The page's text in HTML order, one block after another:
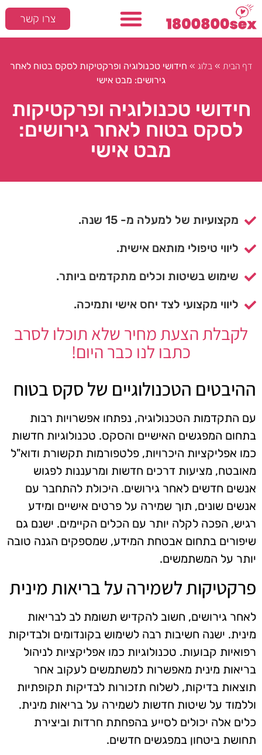
צרו קשר
דף הבית »בלוג » חידושי טכנולוגיה ופרקטיקות לסקס בטוח לאחר
גירושים: מבט אישי
חידושי טכנולוגיה ופרקטיקות
לסקס בטוח לאחר גירושים:
מבט אישי
מקצועיות של למעלה מ- 15 שנה.
ליווי טיפולי מותאם אישית.
שימוש בשיטות וכלים מתקדמים ביותר.
ליווי מקצועי לצד יחס אישי ותמיכה.
לקבלת הצעת מחיר שלא תוכלו לסרב
כתבו לנו כבר היום!
ההיבטים הטכנולוגיים של סקס בטוח
עם התקדמות הטכנולוגיה, נפתחו אפשרויות רבות
בתחום המפגשים האישיים והסקס. טכנולוגיות חדשות
כמו אפליקציות היכרויות, פלטפורמות תקשורת ודוא"ל
מאובטח, מציעות דרכים חדשות ומרעננות לפגוש
אנשים חדשים לאחר גירושים. היכולת להתחבר עם
אנשים שונים, תוך שמירה על פרטים אישיים ומידע
רגיש, הפכה לקלה יותר עם הכלים הקיימים. ישנם גם
שיפורים בתחום אבטחת המידע, שמספקים הגנה טובה
יותר על המשתמשים.
פרקטיקות לשמירה על בריאות מינית
לאחר גירושים, חשוב להקדיש תשומת לב לבריאות
מינית. ישנה חשיבות רבה לשימוש בקונדומים ולבדיקות
רפואיות קבועות. טכנולוגיות כמו אפליקציות לניהול
בריאות מינית מאפשרות למשתמשים לעקוב אחר
תוצאות בדיקות, לשלוח תזכורות לבדיקות תקופתיות
וללמוד על שיטות חדשות לשמירה על בריאות מינית.
כלים אלה יכולים לסייע בהפחתת חרדות וביצירת
תחושת ביטחון במפגשים חדשים.